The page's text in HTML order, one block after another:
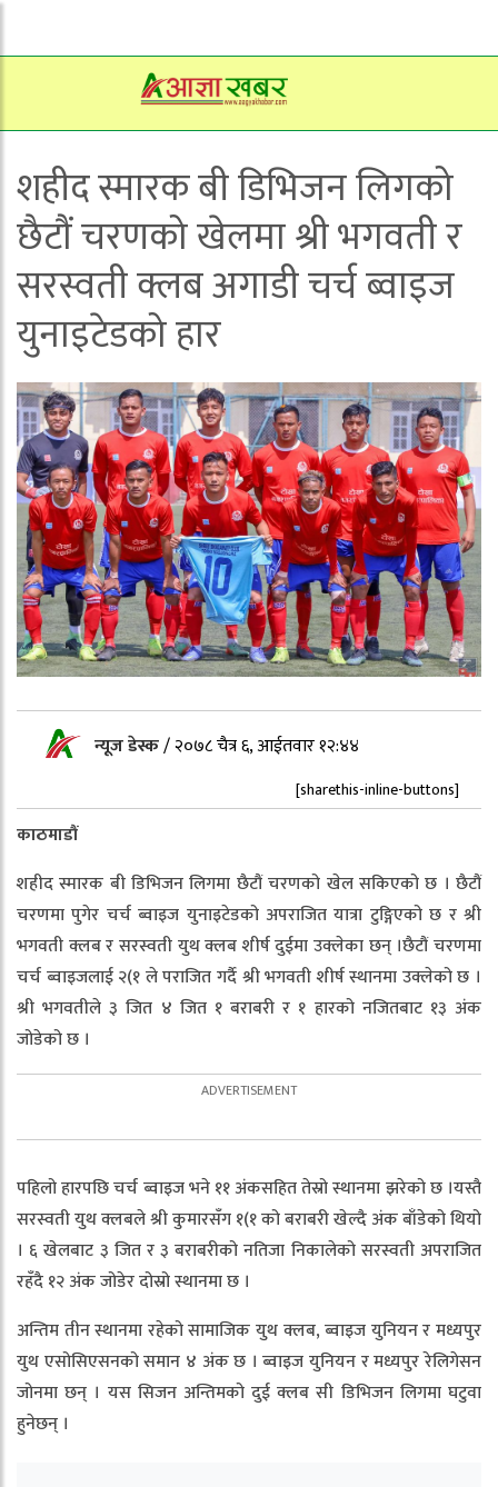
शहीद स्मारक बी डिभिजन लिगको
छैटौं चरणको खेलमा श्री भगवती र
सरस्वती क्लब अगाडी चर्च ब्वाइज
युनाइटेडको हार
न्यूज डेस्क/२०७८ चैत्र ६, आईतवार १२:४४
[sharethis-inline-buttons]
काठमाडौं
शहीद स्मारक बी डिभिजन लिगमा छैटौं चरणको खेल सकिएको छ । छैटौं
चरणमा पुगेर चर्च ब्वाइज युनाइटेडको अपराजित यात्रा टुङ्गिएको छ र श्री
भगवती क्लब र सरस्वती युथ क्लब शीर्ष दुईमा उक्लेका छन् ।छैटौं चरणमा
चर्च ब्वाइजलाई २(१ ले पराजित गर्दै श्री भगवती शीर्ष स्थानमा उक्लेको छ ।
श्री भगवतीले ३ जित ४ जित १ बराबरी र १ हारको नजितबाट १३ अंक
जोडेको छ ।
पहिलो हारपछि चर्च ब्वाइज भने ११ अंकसहित तेस्रो स्थानमा झरेको छ ।यस्तै
सरस्वती युथ क्लबले श्री कुमारसँग १(१ को बराबरी खेल्दै अंक बाँडेको थियो
। ६ खेलबाट ३ जित र ३ बराबरीको नतिजा निकालेको सरस्वती अपराजित
रहँदै १२ अंक जोडेर दोस्रो स्थानमा छ ।
अन्तिम तीन स्थानमा रहेको सामाजिक युथ क्लब, ब्वाइज युनियन र मध्यपुर
युथ एसोसिएसनको समान ४ अंक छ । ब्वाइज युनियन र मध्यपुर रेलिगेसन
जोनमा छन् । यस सिजन अन्तिमको दुई क्लब सी डिभिजन लिगमा घटुवा
हुनेछन् ।